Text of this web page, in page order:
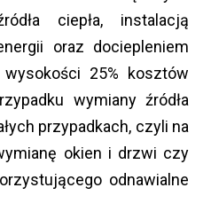
ciepła, instalacją
oraz dociepleniem
25% kosztów
wymiany źródła
przypadkach, czyli na
okien i drzwi czy
odnawialne